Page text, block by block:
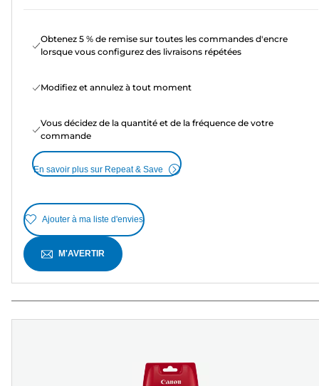
Obtenez 5 % de remise sur toutes les commandes d'encre
lorsque vous configurez des livraisons répétées
Modifiez et annulez à tout moment
Vous décidez de la quantité et de la fréquence de votre
commande
En savoir plus sur Repeat & Save
Ajouter à ma liste d'envies
M'AVERTIR